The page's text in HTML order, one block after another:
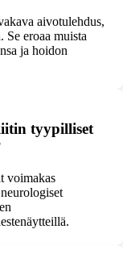
aivotulehdus,
eroaa muista
ja hoidon
tyypilliset
voimakas